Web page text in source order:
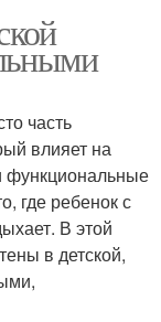
часть
влияет на
функциональные
где ребенок с
В этой
в детской,